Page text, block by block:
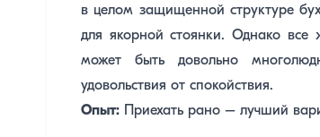
в целом защищенной структуре
для якорной стоянки. Однако
может быть довольно
удовольствия от спокойствия.
Опыт:Приехать рано – лучший